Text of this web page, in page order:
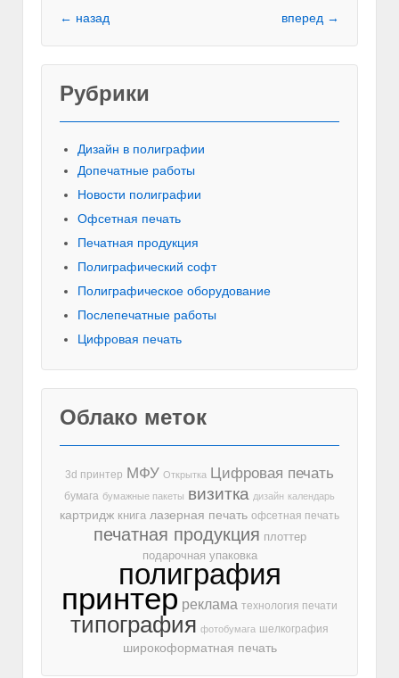
← назад вперед →
Рубрики
Дизайн в полиграфии
Допечатные работы
Новости полиграфии
Офсетная печать
Печатная продукция
Полиграфический софт
Полиграфическое оборудование
Послепечатные работы
Цифровая печать
Облако меток
3d принтер МФУ Открытка Цифровая печать
бумага бумажные пакеты визитка дизайн календарь
картридж книга лазерная печать офсетная печать
печатная продукция плоттер
подарочная упаковка
полиграфия
принтер реклама технология печати
типография фотобумага шелкография
широкоформатная печать